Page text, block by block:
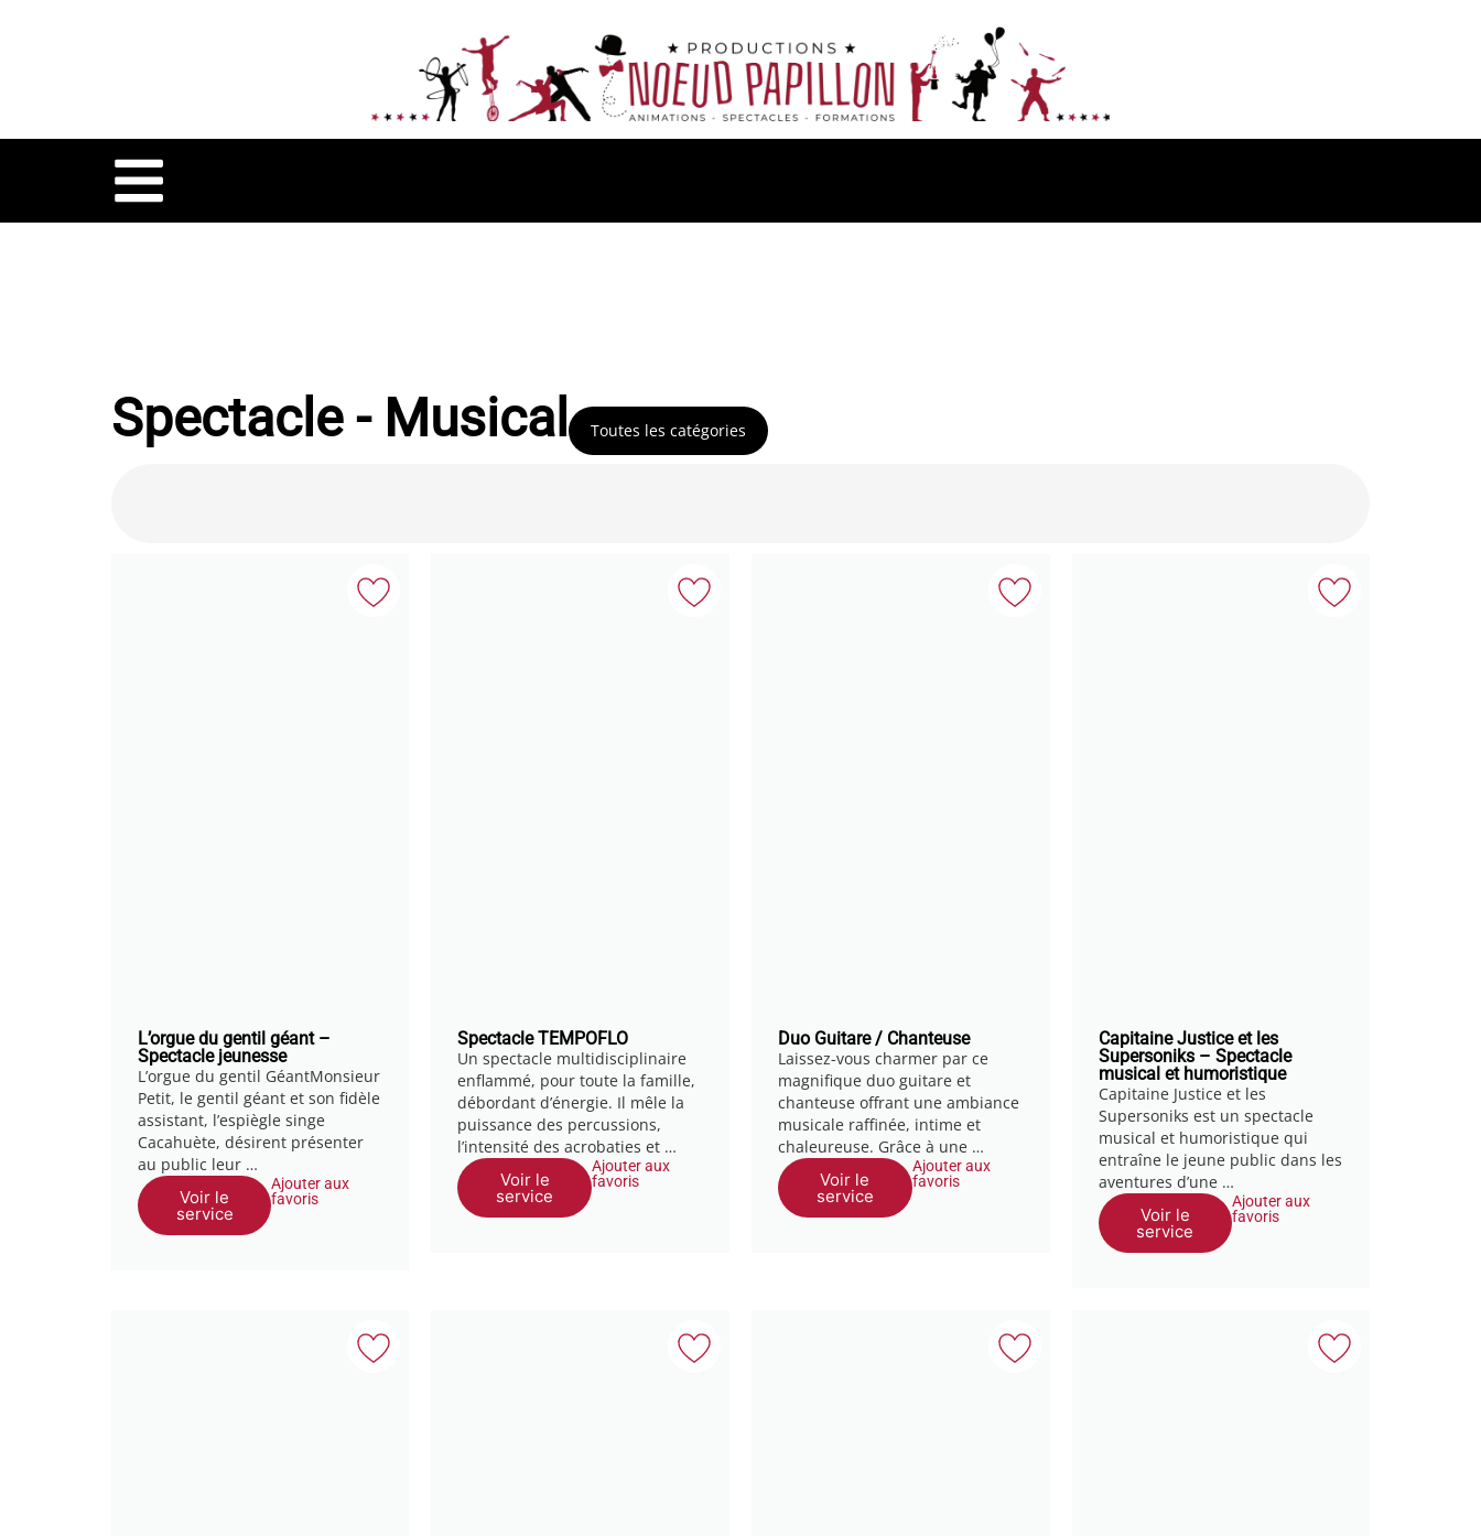
Spectacle - Musical Toutes les catégories
L’orgue du gentil géant –
Spectacle jeunesse
L’orgue du gentil GéantMonsieur
Petit, le gentil géant et son fidèle
assistant, l’espiègle singe
Cacahuète, désirent présenter
au public leur …
Voir le
service
Ajouter aux
favoris
Spectacle TEMPOFLO
Un spectacle multidisciplinaire
enflammé, pour toute la famille,
débordant d’énergie. Il mêle la
puissance des percussions,
l’intensité des acrobaties et …
Voir le
service
Ajouter aux
favoris
Duo Guitare / Chanteuse
Laissez-vous charmer par ce
magnifique duo guitare et
chanteuse offrant une ambiance
musicale raffinée, intime et
chaleureuse. Grâce à une …
Voir le
service
Ajouter aux
favoris
Capitaine Justice et les
Supersoniks – Spectacle
musical et humoristique
Capitaine Justice et les
Supersoniks est un spectacle
musical et humoristique qui
entraîne le jeune public dans les
aventures d’une …
Voir le
service
Ajouter aux
favoris